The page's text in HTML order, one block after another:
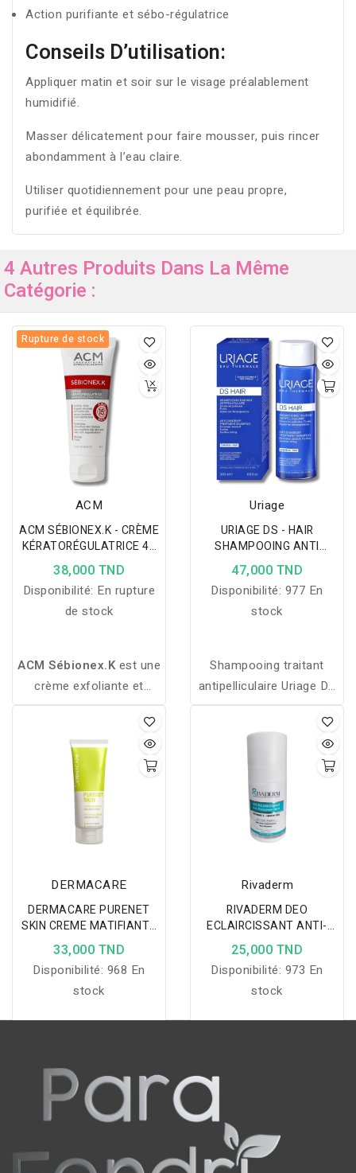
Action purifiante et sébo-régulatrice
Conseils D’utilisation:
Appliquer matin et soir sur le visage préalablement
humidifié.
Masser délicatement pour faire mousser, puis rincer
abondamment à l’eau claire.
Utiliser quotidiennement pour une peau propre,
purifiée et équilibrée.
4 Autres Produits Dans La Même
Catégorie :
Rupture de stock
ACM
ACM SÉBIONEX.K - CRÈME
KÉRATORÉGULATRICE 40
ML
38,000 TND
Disponibilité: En rupture
de stock
ACM Sébionex.Kest une
crème exfoliante et
matifiante qui affine le
grain de peau, régule le
sébum et réduit les
imperfections des peaux
grasses.
Uriage
URIAGE DS - HAIR
SHAMPOOING ANTI
PELLICULAIRE 200ML
47,000 TND
Disponibilité: 977 En
stock
Shampooing traitant
antipelliculaire Uriage DS
Hair : élimine les
apaise le cuir chevelu dès
les premières utilisations.
DERMACARE
DERMACARE PURENET
SKIN CREME MATIFIANTE
SEBOREGULATEUR 40 ML
33,000 TND
Disponibilité: 968 En
stock
Rivaderm
RIVADERM DEO
ECLAIRCISSANT ANTI-
TRANSPIRANT 48H 50ML
25,000 TND
Disponibilité: 973 En
stock